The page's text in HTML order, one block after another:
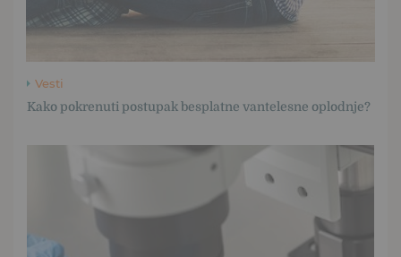
Vesti
Kako pokrenuti postupak besplatne vantelesne oplodnje?